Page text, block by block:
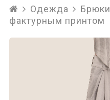
Одежда Брюки
фактурным принтом
Топы
Аксессуары